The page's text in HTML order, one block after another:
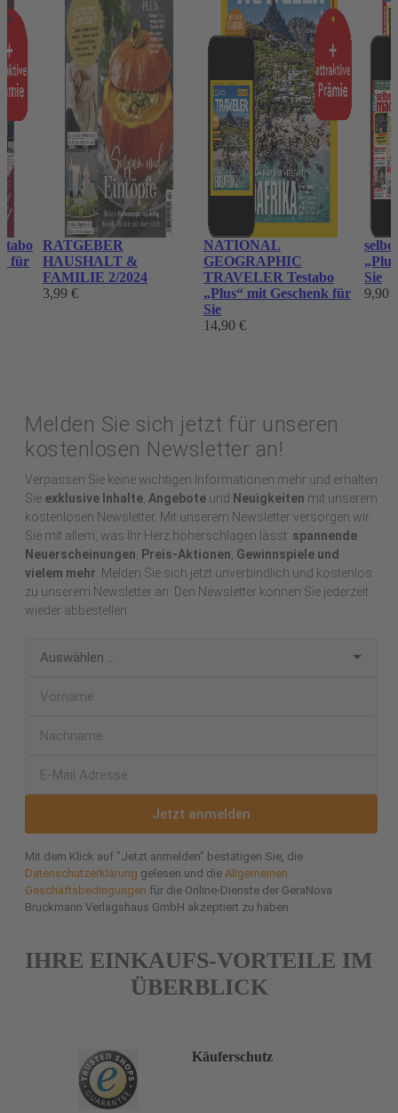
für
RATGEBER
HAUSHALT &
FAMILIE 2/2024
3,99 €
NATIONAL
GEOGRAPHIC
TRAVELER Testabo
„Plus“ mit Geschenk für
Sie
14,90 €
Sie
9,90
Melden Sie sich jetzt für unseren
kostenlosen Newsletter an!
Verpassen Sie keine wichtigen Informationen mehr und erhalten
Sie exklusive Inhalte, Angebote und Neuigkeiten mit unserem
kostenlosen Newsletter. Mit unserem Newsletter versorgen wir
Sie mit allem, was Ihr Herz höherschlagen lässt: spannende
Neuerscheinungen, Preis-Aktionen, Gewinnspiele und
vielem mehr . Melden Sie sich jetzt unverbindlich und kostenlos
zu unserem Newsletter an. Den Newsletter können Sie jederzeit
wieder abbestellen.
Jetzt anmelden
Mit dem Klick auf "Jetzt anmelden" bestätigen Sie, die
Datenschutzerklärung gelesen und die Allgemeinen
Geschäftsbedingungen für die Online-Dienste der GeraNova
Bruckmann Verlagshaus GmbH akzeptiert zu haben.
IHRE EINKAUFS-VORTEILE IM
ÜBERBLICK
Käuferschutz